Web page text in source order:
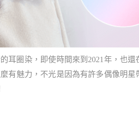
耳圈染，即使時間來到2021年，也還
有魅力，不光是因為有許多偶像明